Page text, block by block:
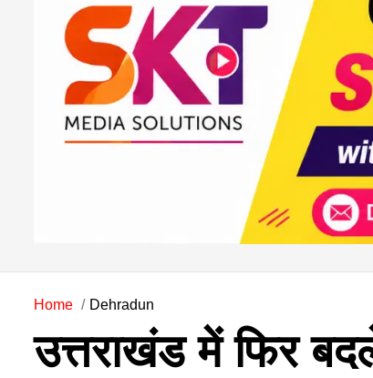
Home Dehradun
उत्तराखंड में फिर